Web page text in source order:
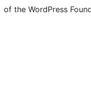
of the WordPress